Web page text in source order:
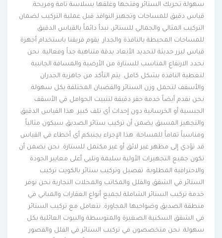
سهولة تحريك الستائر وفتحها وغلقها بسلاسة تامة ومريحة.
قياس دقيق للمساحات وتجهيز النوافذ قبل عملية التركيب لضمان
التركيب المثالي والجمالي للستائر، نبدأ دائماً بالقياس الدقيق
للمساحات المحيطة بالنافذة والجدار. يقوم فريقنا باستخدام أجهزة
قياس ليزر حديثة لتحديد الأبعاد بدقة متناهية جداً وفعالية. نحن
نحدد الارتفاع المناسب للستارة من الأرضية والمسافة الجانبية
لتغطية النافذة بشكل كامل. يتم التأكد من جاهزية الجدران
والأسقف لتحمل وزن الستائر والقضبان المختلفة بكل سهولة.
نحن نقدم أيضاً خدمة حفر دقيقة لتثبيت الحوامل في الأسقف
الجبسية أو الخرسانية دون إحداث أي تلف كبير. هذا القياس الدقيق
والتجهيز المسبق يضمن أن تركيب ستائر الصديق سيكون مثالياً
ومناسباً تماماً للمساحة. هذا الإجراء يجنبكم أي أخطاء في القياس
قد تؤدي إلى مظهر غير لائق أو غير مكتمل للستارة. نحن نضمن أن
تكون جميع التجهيزات الأولية سليمة وتلبي أعلى معايير الجودة
والاحترافية المطلوبة. تفصيل وتركيب ستائر بالكويت تركيب
الستائر في الشقق والفلل والمكاتب والمحلات التجارية نحن نوفر
خدمة تركيب الستائر الشاملة لجميع أنواع العقارات والمباني في
منطقة الصديق وضواحيها المجاورة. نتعامل مع تركيب الستائر
في الشقق السكنية الصغيرة والمتوسطة والبيوت العائلية بكل
سهولة. نحن متخصصون في تركيب الستائر في الفلل والقصور